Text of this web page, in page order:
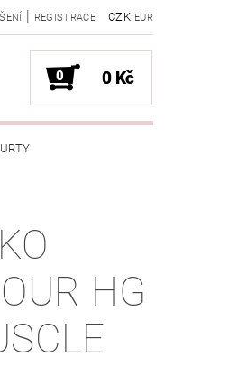
CZK EUR
| REGISTRACE
0 0 Kč
HG